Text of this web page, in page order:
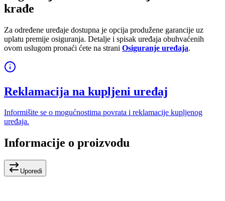
krađe
Za određene uređaje dostupna je opcija produžene garancije uz
uplatu premije osiguranja. Detalje i spisak uređaja obuhvaćenih
ovom uslugom pronaći ćete na strani Osiguranje uređaja.
Reklamacija na kupljeni uređaj
Informišite se o mogućnostima povrata i reklamacije kupljenog
uređaja.
Informacije o proizvodu
Uporedi